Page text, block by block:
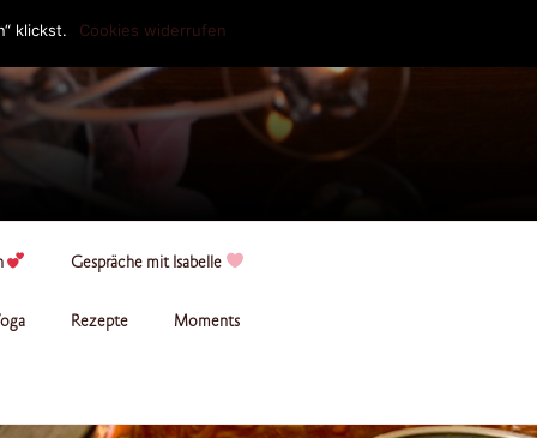
Gespräche mit Isabelle
Rezepte Moments
klickst. Cookies widerrufen